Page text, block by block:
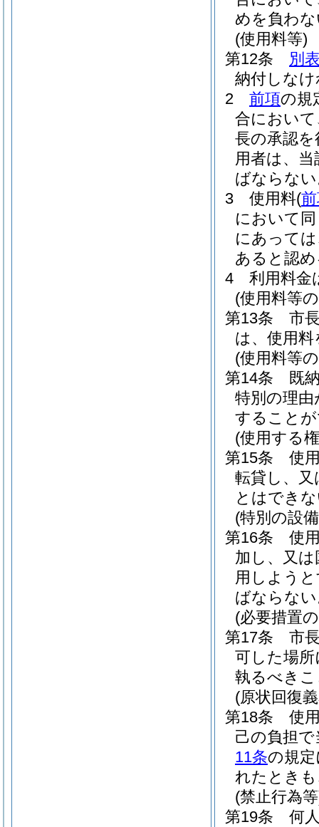
めを負わ
(使用料等)
第12条
別
納付しな
2
前項の規
合において
長の承認
用者は、当
ばならな
3
使用料(
において
にあって
あると認
4
利用料金
(使用料等
第13条
市
は、使用
(使用料等
第14条
既
特別の理
すること
(使用する
第15条
使
転貸し、
とはでき
(特別の設
第16条
使
加し、又
用しよう
ばならな
(必要措置
第17条
市
可した場
執るべき
(原状回復
第18条
使
己の負担
11条の規
れたとき
(禁止行為
第19条
何